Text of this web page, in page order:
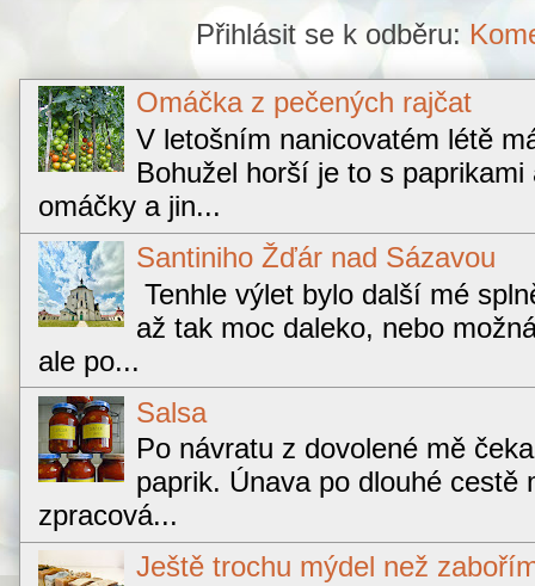
Přihlásit se k odběru:
Omáčka z pečených rajčat
V letošním nanicovatém létě
Bohužel horší je to s
omáčky a jin...
Santiniho Žďár nad Sázavou
Tenhle výlet bylo další mé
až tak moc daleko, nebo
ale po...
Salsa
Po návratu z dovolené mě
paprik. Únava po dlouhé
zpracová...
Ještě trochu mýdel než